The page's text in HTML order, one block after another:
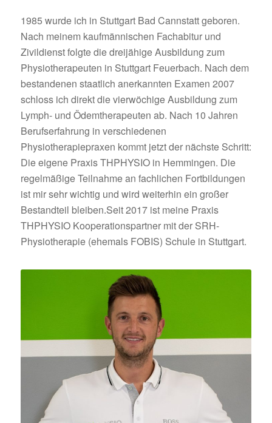
1985 wurde ich in Stuttgart Bad Cannstatt geboren.
Nach meinem kaufmännischen Fachabitur und
Zivildienst folgte die dreijähige Ausbildung zum
Physiotherapeuten in Stuttgart Feuerbach. Nach dem
bestandenen staatlich anerkannten Examen 2007
schloss ich direkt die vierwöchige Ausbildung zum
Lymph- und Ödemtherapeuten ab. Nach 10 Jahren
Berufserfahrung in verschiedenen
Physiotherapiepraxen kommt jetzt der nächste Schritt:
Die eigene Praxis THPHYSIO in Hemmingen. Die
regelmäßige Teilnahme an fachlichen Fortbildungen
ist mir sehr wichtig und wird weiterhin ein großer
Bestandteil bleiben.Seit 2017 ist meine Praxis
THPHYSIO Kooperationspartner mit der SRH-
Physiotherapie (ehemals FOBIS) Schule in Stuttgart.